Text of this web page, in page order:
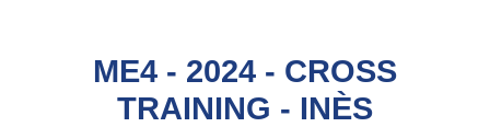
ME4 - 2024 - CROSS
TRAINING - INÈS